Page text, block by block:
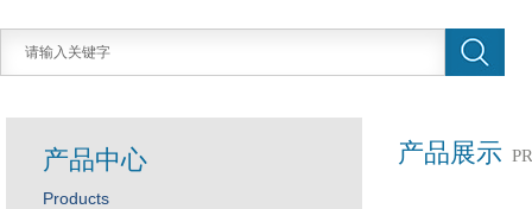
产品展示
产品中心
Products